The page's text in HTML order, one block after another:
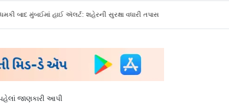
ઍલર્ટ: શહેરની સુરક્ષા વધારી તપાસ શરૂ, જુઓ તસવીરો
પહેલાં જાણકારી આપી